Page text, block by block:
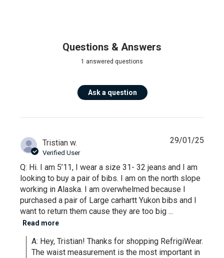
Questions & Answers
1 answered questions
Ask a question
Tristian w.
Verified User
Q: Hi. I am 5’11, I wear a size 31- 32 jeans and I am
looking to buy a pair of bibs. I am on the north slope
working in Alaska. I am overwhelmed because I
purchased a pair of Large carhartt Yukon bibs and I
want to return them cause they are too big ...
Read more
A: Hey, Tristian! Thanks for shopping RefrigiWear.
The waist measurement is the most important in
29/01/25